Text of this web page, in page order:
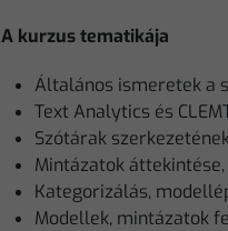
A kurzus tematikája
Általános ismeretek a
Text Analytics és
Szótárak
Mintázatok
Kategorizálás,
Modellek, mintázatok